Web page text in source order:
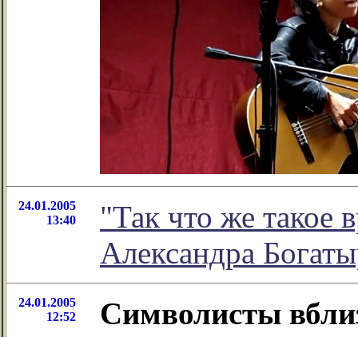
24.01.2005
13:40
"Так что же такое
Александра
24.01.2005
12:52
Символисты